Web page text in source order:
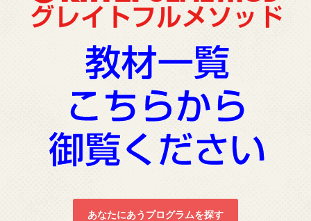
あなたにあうプログラムを探す